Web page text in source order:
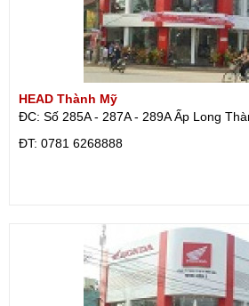
HEAD Thành Mỹ
ĐC: Số 285A - 287A - 289A Ấp Long
ÐT: 0781 6268888